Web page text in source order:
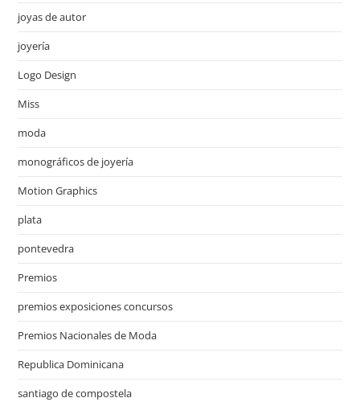
joyas de autor
joyería
Logo Design
Miss
moda
monográficos de joyería
Motion Graphics
plata
pontevedra
Premios
premios exposiciones concursos
Premios Nacionales de Moda
Republica Dominicana
santiago de compostela